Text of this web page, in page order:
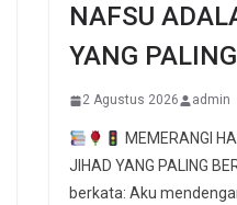
NAFSU
YANG
2 Agustus 2026 admin
MEMERANGI
JIHAD YANG PALING
berkata: Aku